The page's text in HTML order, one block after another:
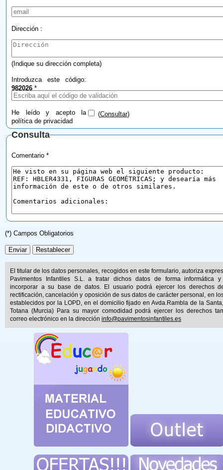
Dirección :
(Indique su dirección completa)
Introduzca este código:
982026 *
He leído y acepto la
política de privacidad
(Consultar)
Consulta
Comentario *
(*) Campos Obligatorios
El titular de los datos personales, recogidos en este formulario, autoriza
Pavimentos Infantiles S.L. a tratar dichos datos de forma informática y
incorporar a su base de datos. El usuario podrá ejercer los derechos
rectificación, cancelación y oposición de sus datos de carácter personal, en
establecidos por la LOPD, en el domicilio fijado en Avda.Rambla de la
Totana (Murcia) Para su mayor comodidad podrá ejercer los derechos
correo electrónico en la dirección info@pavimentosinfantiles.es